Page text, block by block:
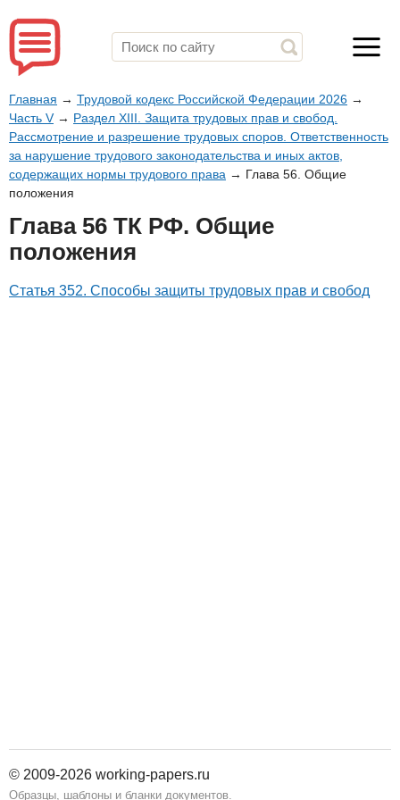
Главная → Трудовой кодекс Российской Федерации 2026 →
Часть V→ Раздел XIII. Защита трудовых прав и свобод.
Рассмотрение и разрешение трудовых споров. Ответственность
за нарушение трудового законодательства и иных актов,
содержащих нормы трудового права → Глава 56. Общие
положения
Глава 56 ТК РФ. Общие
положения
Статья 352. Способы защиты трудовых прав и свобод
© 2009-2026 working-papers.ru
Образцы, шаблоны и бланки документов.